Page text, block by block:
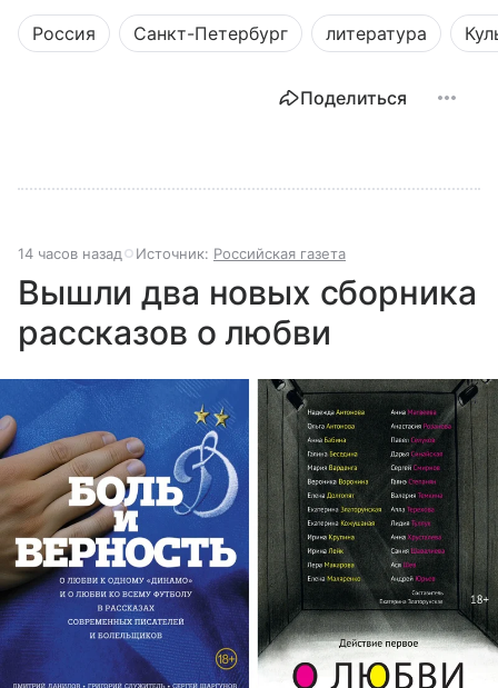
Россия Санкт-Петербург литература
Поделиться
14 часов назад Источник: Российская газета
Вышли два новых сборника
рассказов о любви